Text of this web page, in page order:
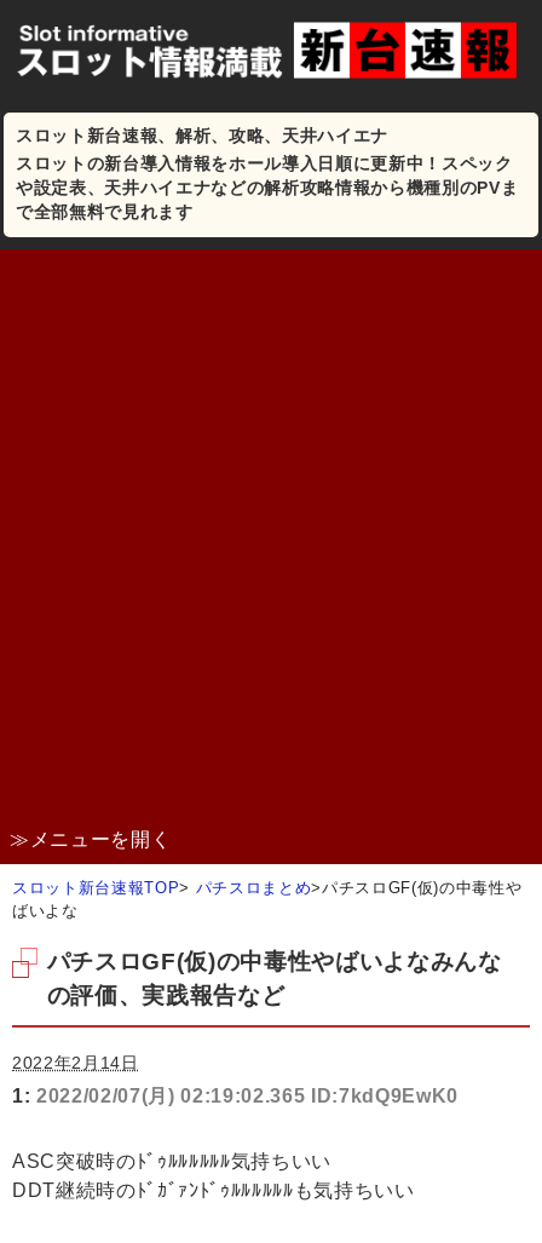
スロット新台速報、解析、攻略、天井ハイエナ
スロットの新台導入情報をホール導入日順に更新中！スペック
や設定表、天井ハイエナなどの解析攻略情報から機種別のPVま
で全部無料で見れます
≫メニューを開く
スロット新台速報TOP> パチスロまとめ>パチスロGF(仮)の中毒性や
ばいよな
パチスロGF(仮)の中毒性やばいよなみんな
の評価、実践報告など
2022年2月14日
1: 2022/02/07(月) 02:19:02.365 ID:7kdQ9EwK0
ASC突破時のﾄﾞｩﾙﾙﾙﾙﾙﾙ気持ちいい
DDT継続時のﾄﾞｶﾞｧﾝﾄﾞｩﾙﾙﾙﾙﾙﾙも気持ちいい